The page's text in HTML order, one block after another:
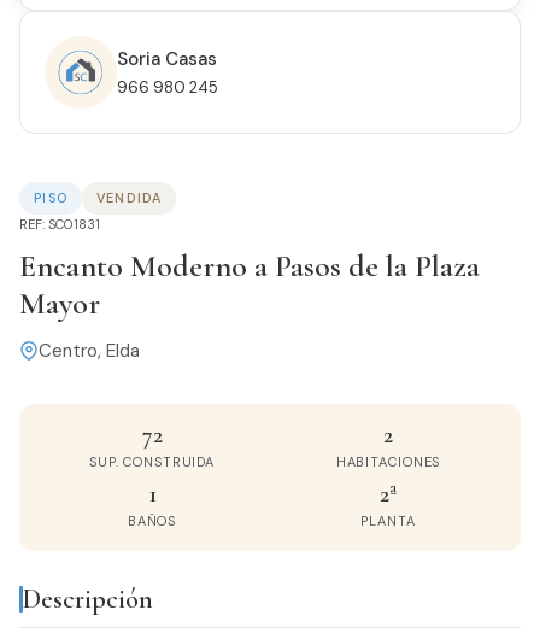
PISO
VENDIDA
REF: SC01831
Encanto Moderno a Pasos de la Plaza
Mayor
Centro, Elda
72
SUP. CONSTRUIDA
2
HABITACIONES
1
BAÑOS
2ª
PLANTA
Descripción
Soria Casas
966 980 245